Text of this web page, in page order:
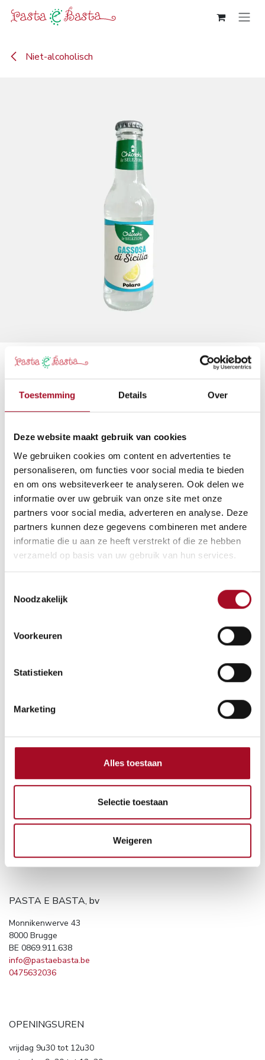
Toestemming Details Over
Deze website maakt gebruik van cookies
We gebruiken cookies om content en advertenties te
personaliseren, om functies voor social media te bieden
en om ons websiteverkeer te analyseren. Ook delen we
informatie over uw gebruik van onze site met onze
partners voor social media, adverteren en analyse. Deze
partners kunnen deze gegevens combineren met andere
informatie die u aan ze heeft verstrekt of die ze hebben
verzameld op basis van uw gebruik van hun services.
Noodzakelijk
Voorkeuren
Statistieken
Marketing
Alles toestaan
Selectie toestaan
Weigeren
Overslaan naar inhoud
Niet-alcoholisch
Polara frisdrank acqua gassosa
gusto limone
Huis: Polara Sicilia
Deze sprankelende frisdrank van water met citroen is een
artisanaal authentiek verfrissend drankje uit Sicilië.
1,70€
Aan winkelmandje toevoegen
Algemene voorwaarden
Verzending: 2-3 werkdagen
PASTA E BASTA, bv
Monnikenwerve 43
8000 Brugge
BE 0869.911.638
info@pastaebasta.be
0475632036
OPENINGSUREN
vrijdag 9u30 tot 12u30